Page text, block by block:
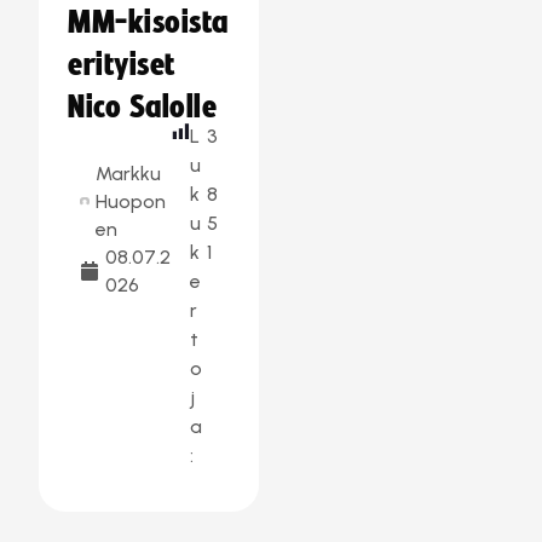
MM-kisoista
erityiset
Nico Salolle
Markku
Huopon
en
08.07.2
026
L
u
k
u
k
e
r
t
o
j
a
:
3
8
5
1